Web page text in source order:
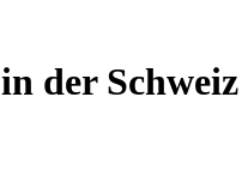
in der Schweiz